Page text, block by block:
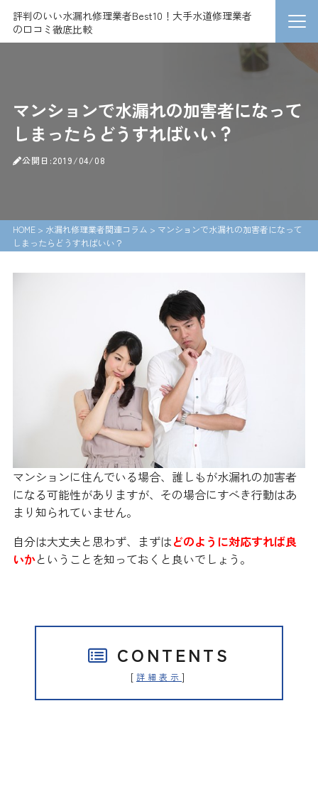
評判のいい水漏れ修理業者Best10！大手水道修理業者
の口コミ徹底比較
マンションで水漏れの加害者になって
しまったらどうすればいい？
公開日:2019/04/08
HOME> 水漏れ修理業者関連コラム > マンションで水漏れの加害者になって
しまったらどうすればいい？
マンションに住んでいる場合、誰しもが水漏れの加害者
になる可能性がありますが、その場合にすべき行動はあ
まり知られていません。
自分は大丈夫と思わず、まずはどのように対応すれば良
いかということを知っておくと良いでしょう。
CONTENTS
[ 詳細表示 ]